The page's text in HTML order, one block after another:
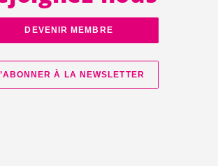
DEVENIR MEMBRE
À LA NEWSLETTER